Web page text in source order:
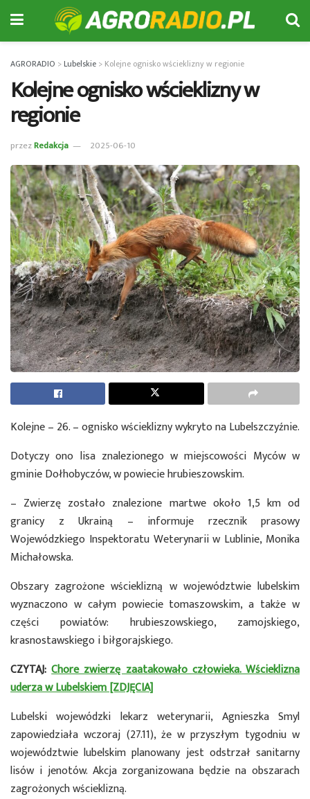
AGRORADIO >Lubelskie > Kolejne ognisko wścieklizny w regionie
Kolejne ognisko wścieklizny w
regionie
przezRedakcja 2025-06-10
Kolejne – 26. – ognisko wścieklizny wykryto na Lubelszczyźnie.
Dotyczy ono lisa znalezionego w miejscowości Myców w
gminie Dołhobyczów, w powiecie hrubieszowskim.
– Zwierzę zostało znalezione martwe około 1,5 km od
granicy z Ukrainą – informuje rzecznik prasowy
Wojewódzkiego Inspektoratu Weterynarii w Lublinie, Monika
Michałowska.
Obszary zagrożone wścieklizną w województwie lubelskim
wyznaczono w całym powiecie tomaszowskim, a także w
części powiatów: hrubieszowskiego, zamojskiego,
krasnostawskiego i biłgorajskiego.
CZYTAJ:Chore zwierzę zaatakowało człowieka. Wścieklizna
uderza w Lubelskiem [ZDJĘCIA]
Lubelski wojewódzki lekarz weterynarii, Agnieszka Smyl
zapowiedziała wczoraj (27.11), że w przyszłym tygodniu w
województwie lubelskim planowany jest odstrzał sanitarny
lisów i jenotów. Akcja zorganizowana będzie na obszarach
zagrożonych wścieklizną.